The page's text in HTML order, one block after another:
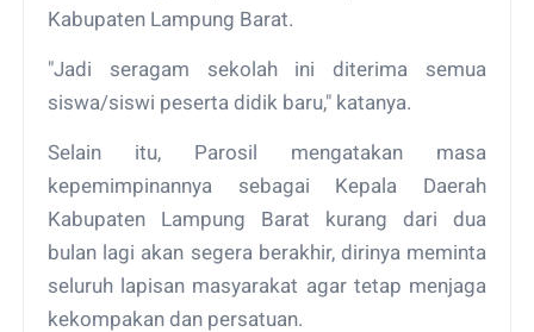
Kabupaten Lampung Barat.
"Jadi seragam sekolah ini diterima semua
siswa/siswi peserta didik baru," katanya.
Selain itu, Parosil mengatakan masa
kepemimpinannya sebagai Kepala Daerah
Kabupaten Lampung Barat kurang dari dua
bulan lagi akan segera berakhir, dirinya meminta
seluruh lapisan masyarakat agar tetap menjaga
kekompakan dan persatuan.